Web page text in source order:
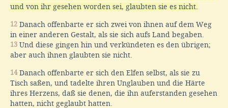
und von ihr gesehen worden sei, glaubten sie es nicht.
12 Danach offenbarte er sich zwei von ihnen auf dem Weg
in einer anderen Gestalt, als sie sich aufs Land begaben.
13 Und diese gingen hin und verkündeten es den übrigen;
aber auch ihnen glaubten sie nicht.
14Danach offenbarte er sich den Elfen selbst, als sie zu
Tisch saßen, und tadelte ihren Unglauben und die Härte
ihres Herzens, daß sie denen, die ihn auferstanden gesehen
hatten, nicht geglaubt hatten.